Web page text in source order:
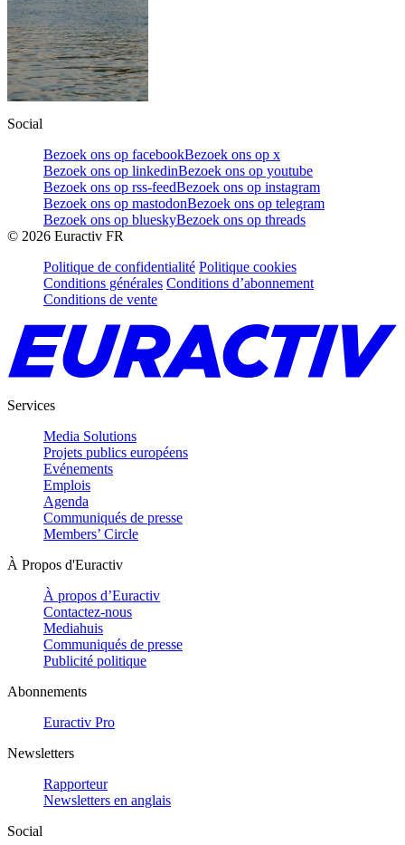
Social
Bezoek ons op facebookBezoek ons op x
Bezoek ons op linkedinBezoek ons op youtube
Bezoek ons op rss-feedBezoek ons op instagram
Bezoek ons op mastodonBezoek ons op telegram
Bezoek ons op blueskyBezoek ons op threads
© 2026 Euractiv FR
Politique de confidentialité Politique cookies
Conditions générales Conditions d’abonnement
Conditions de vente
Services
Media Solutions
Projets publics européens
Evénements
Emplois
Agenda
Communiqués de presse
Members’ Circle
À Propos d'Euractiv
À propos d’Euractiv
Contactez-nous
Mediahuis
Communiqués de presse
Publicité politique
Abonnements
Euractiv Pro
Newsletters
Rapporteur
Newsletters en anglais
Social